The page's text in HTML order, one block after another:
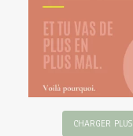
CHARGER PLUS